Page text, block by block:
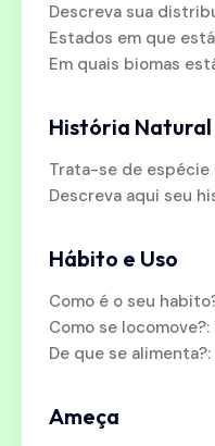
Descreva sua
Estados em que
Em quais biomas
História Natural
Trata-se de espécie
Descreva aqui seu
Hábito e Uso
Como é o seu
Como se locomove?:
De que se alimenta?:
Ameça